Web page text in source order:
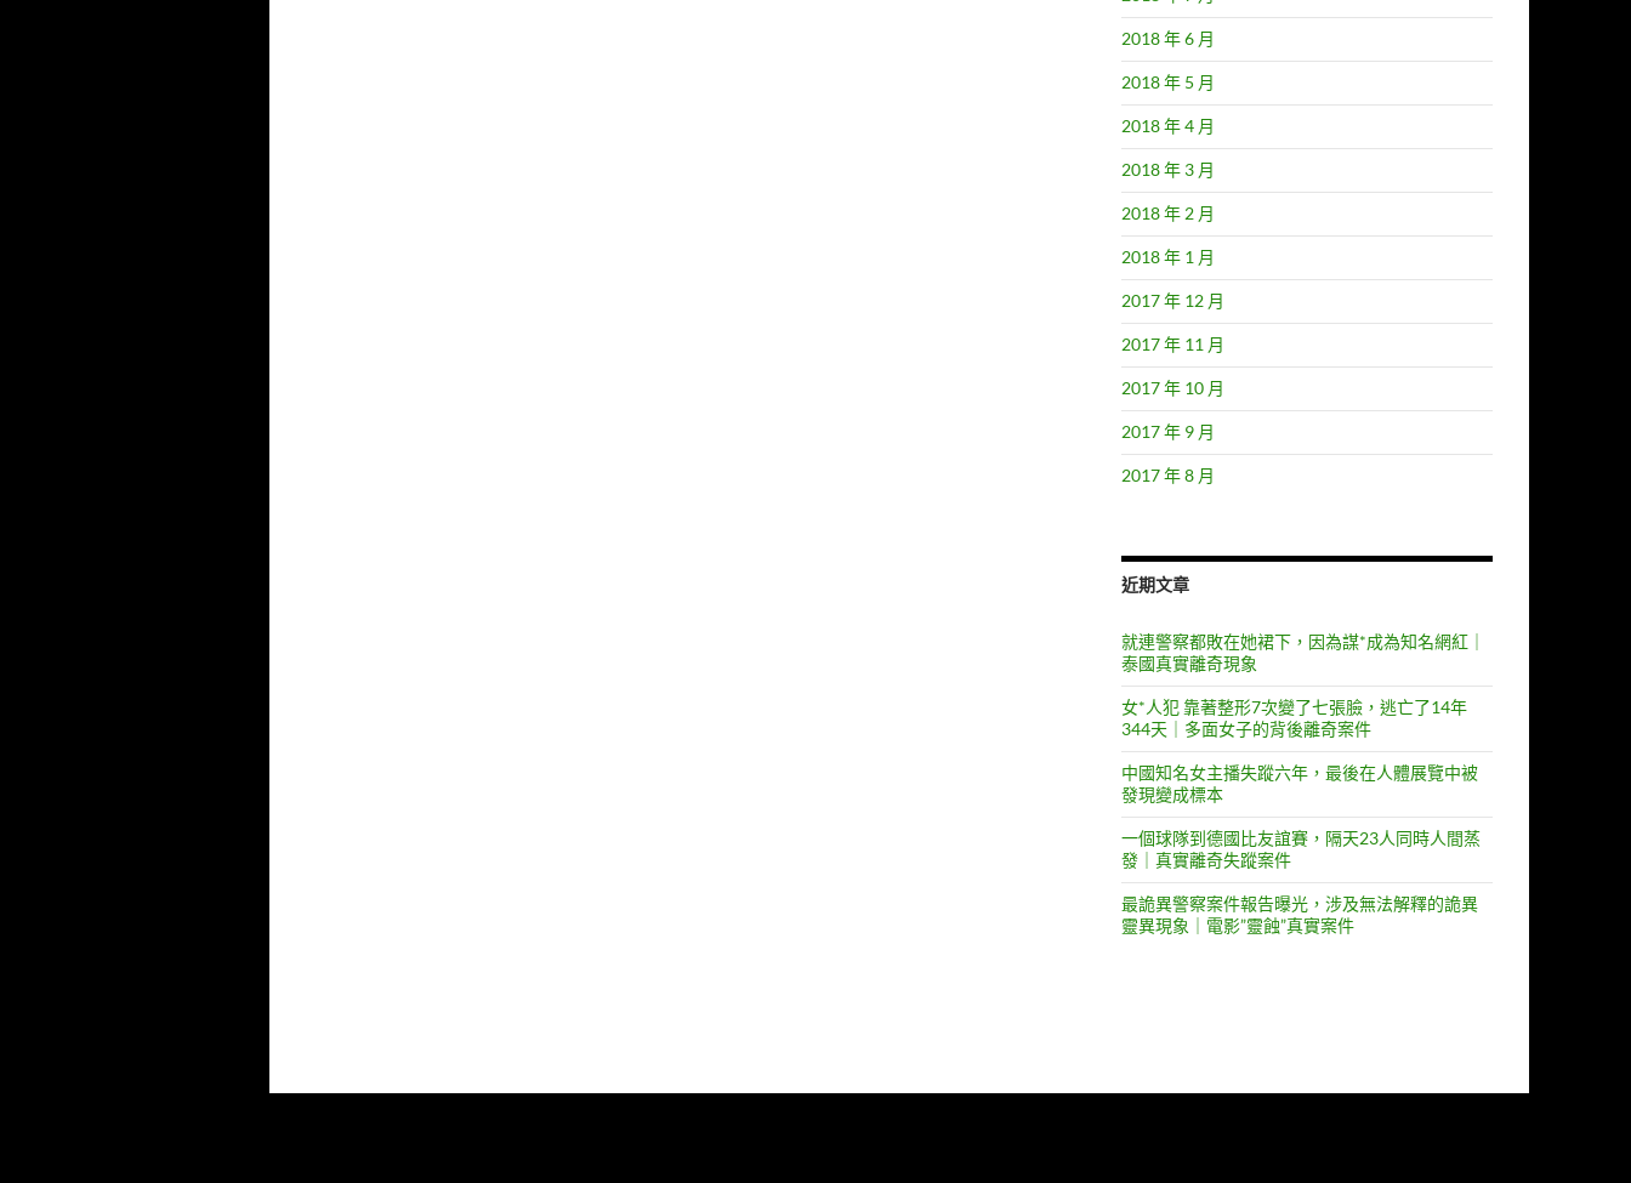
2018 年 6 月
2018 年 5 月
2018 年 4 月
2018 年 3 月
2018 年 2 月
2018 年 1 月
2017 年 12 月
2017 年 11 月
2017 年 10 月
2017 年 9 月
2017 年 8 月
近期文章
就連警察都敗在她裙下，因為謀*成為知名網紅｜
泰國真實離奇現象
女*人犯 靠著整形7次變了七張臉，逃亡了14年
344天｜多面女子的背後離奇案件
中國知名女主播失蹤六年，最後在人體展覽中被
發現變成標本
一個球隊到德國比友誼賽，隔天23人同時人間蒸
發｜真實離奇失蹤案件
最詭異警察案件報告曝光，涉及無法解釋的詭異
靈異現象｜電影”靈蝕”真實案件